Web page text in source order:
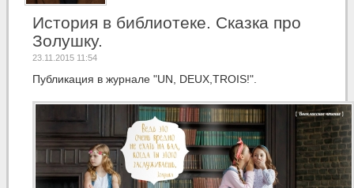
История в библиотеке. Сказка про
Золушку.
23.11.2015 11:54
Публикация в журнале "UN, DEUX,TROIS!".